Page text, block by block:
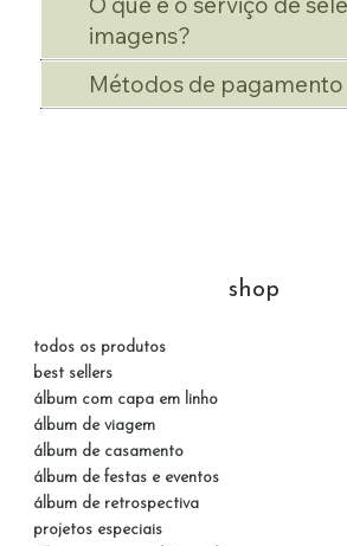
imagens?
Métodos de pagamento
shop
todos os produtos
best sellers
álbum com capa em linho
álbum de viagem
álbum de casamento
álbum de festas e eventos
álbum de retrospectiva
projetos especiais